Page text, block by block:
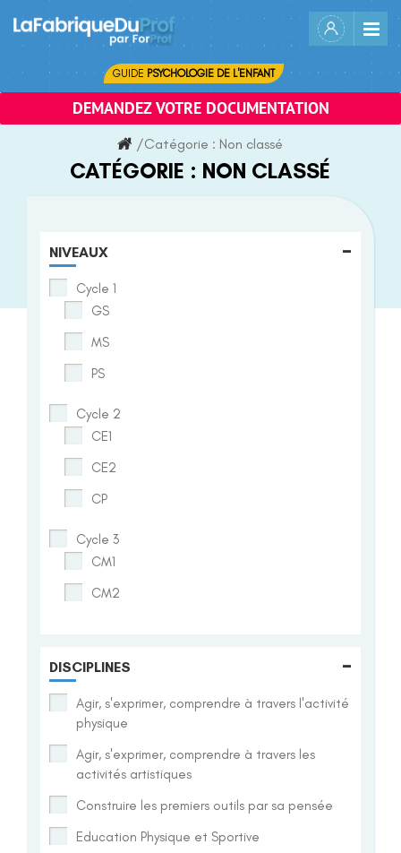
content
GUIDE PSYCHOLOGIE DE L'ENFANT
DEMANDEZ VOTRE DOCUMENTATION
/Catégorie : Non classé
CATÉGORIE : NON CLASSÉ
NIVEAUX -
Cycle 1
GS
MS
PS
Cycle 2
CE1
CE2
CP
Cycle 3
CM1
CM2
DISCIPLINES -
Agir, s'exprimer, comprendre à travers l'activité
physique
Agir, s'exprimer, comprendre à travers les
activités artistiques
Construire les premiers outils par sa pensée
Education Physique et Sportive